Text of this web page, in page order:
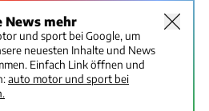
News mehr
und sport bei Google, um
neuesten Inhalte und News
Einfach Link öffnen und
auto motor und sport bei